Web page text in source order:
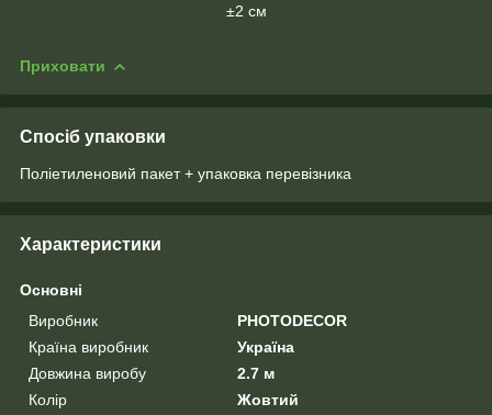
±2 см
Приховати
Спосіб упаковки
Поліетиленовий пакет + упаковка перевізника
Характеристики
Основні
Виробник
PHOTODECOR
Країна виробник
Україна
Довжина виробу
2.7 м
Колір
Жовтий